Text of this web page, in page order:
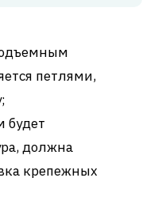
петлями,
будет
должна
крепежных